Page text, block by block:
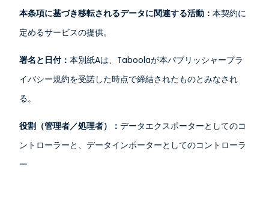
本条項に基づき移転されるデータに関連する活動： 本契約に
定めるサービスの提供。
署名と日付： 本別紙Aは、Taboolaが本パブリッシャープラ
イバシー規約を受諾した時点で締結されたものとみなされ
る。
役割（管理者／処理者）： データエクスポーターとしてのコ
ントローラーと、データインポーターとしてのコントローラ
ー